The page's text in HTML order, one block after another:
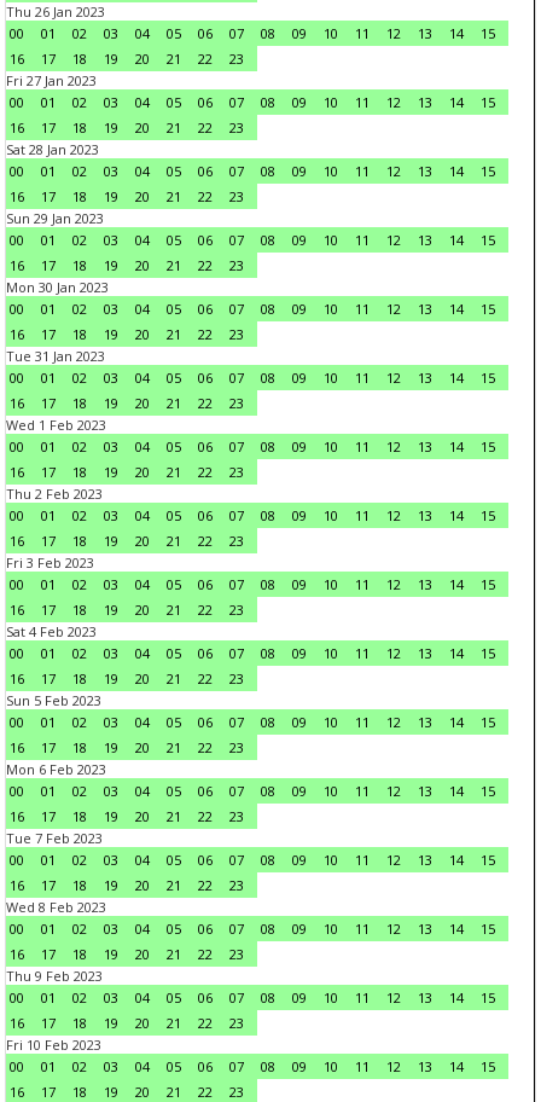
Thu 26 Jan 2023
00
01 02 03 04 05 06 07 08 09 10 11 12 13 14
15
16
17 18 19 20 21 22
23
Fri 27 Jan 2023
00
01 02 03 04 05 06 07 08 09 10 11 12 13 14
15
16
17 18 19 20 21 22
23
Sat 28 Jan 2023
00
01 02 03 04 05 06 07 08 09 10 11 12 13 14
15
16
17 18 19 20 21 22
23
Sun 29 Jan 2023
00
01 02 03 04 05 06 07 08 09 10 11 12 13 14
15
16
17 18 19 20 21 22
23
Mon 30 Jan 2023
00
01 02 03 04 05 06 07 08 09 10 11 12 13 14
15
16
17 18 19 20 21 22
23
Tue 31 Jan 2023
00
01 02 03 04 05 06 07 08 09 10 11 12 13 14
15
16
17 18 19 20 21 22
23
Wed 1 Feb 2023
00
01 02 03 04 05 06 07 08 09 10 11 12 13 14
15
16
17 18 19 20 21 22
23
Thu 2 Feb 2023
00
01 02 03 04 05 06 07 08 09 10 11 12 13 14
15
16
17 18 19 20 21 22
23
Fri 3 Feb 2023
00
01 02 03 04 05 06 07 08 09 10 11 12 13 14
15
16
17 18 19 20 21 22
23
Sat 4 Feb 2023
00
01 02 03 04 05 06 07 08 09 10 11 12 13 14
15
16
17 18 19 20 21 22
23
Sun 5 Feb 2023
00
01 02 03 04 05 06 07 08 09 10 11 12 13 14
15
16
17 18 19 20 21 22
23
Mon 6 Feb 2023
00
01 02 03 04 05 06 07 08 09 10 11 12 13 14
15
16
17 18 19 20 21 22
23
Tue 7 Feb 2023
00
01 02 03 04 05 06 07 08 09 10 11 12 13 14
15
16
17 18 19 20 21 22
23
Wed 8 Feb 2023
00
01 02 03 04 05 06 07 08 09 10 11 12 13 14
15
16
17 18 19 20 21 22
23
Thu 9 Feb 2023
00
01 02 03 04 05 06 07 08 09 10 11 12 13 14
15
16
17 18 19 20 21 22
23
Fri 10 Feb 2023
00
01 02 03 04 05 06 07 08 09 10 11 12 13 14
15
16
17 18 19 20 21 22
23